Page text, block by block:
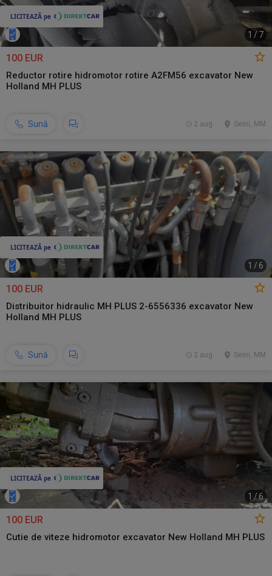
1 /7
100 EUR
Reductor rotire hidromotor rotire A2FM56 excavator New
Holland MH PLUS
Sună Seini, MM
2 aug.
1 / 6
100 EUR
Distribuitor hidraulic MH PLUS 2-6556336 excavator New
Holland MH PLUS
Sună Seini, MM
2 aug.
1 /6
100 EUR
Cutie de viteze hidromotor excavator New Holland MH PLUS